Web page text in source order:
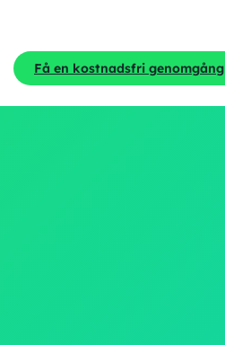
Få en kostnadsfri genomgång